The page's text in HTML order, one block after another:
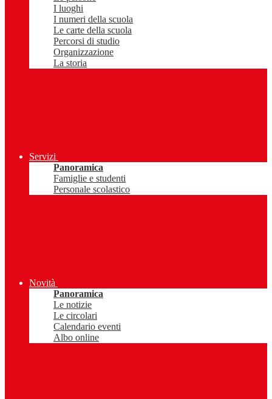
I luoghi
I numeri della scuola
Le carte della scuola
Percorsi di studio
Organizzazione
La storia
Servizi
Panoramica
Famiglie e studenti
Personale scolastico
Novità
Panoramica
Le notizie
Le circolari
Calendario eventi
Albo online